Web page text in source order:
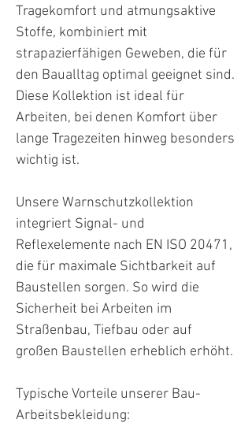
Tragekomfort und atmungsaktive
Stoffe, kombiniert mit
strapazierfähigen Geweben, die für
den Baualltag optimal geeignet sind.
Diese Kollektion ist ideal für
Arbeiten, bei denen Komfort über
lange Tragezeiten hinweg besonders
wichtig ist.
Unsere Warnschutzkollektion
integriert Signal- und
Reflexelemente nach EN ISO 20471,
die für maximale Sichtbarkeit auf
Baustellen sorgen. So wird die
Sicherheit bei Arbeiten im
Straßenbau, Tiefbau oder auf
großen Baustellen erheblich erhöht.
Typische Vorteile unserer Bau-
Arbeitsbekleidung: